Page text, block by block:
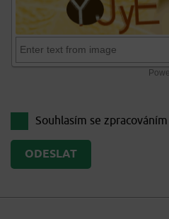
Souhlasím se zpracováním